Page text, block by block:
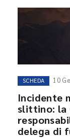
SCHEDA 10
Incidente
slittino: la
delega di